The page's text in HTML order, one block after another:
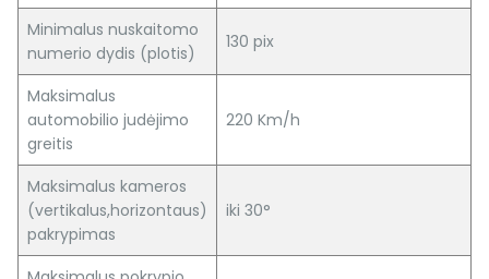
Minimalus nuskaitomo
numerio dydis (plotis)
130 pix
Maksimalus
automobilio judėjimo
greitis
220 Km/h
Maksimalus kameros
(vertikalus,horizontaus)
pakrypimas
iki 30°